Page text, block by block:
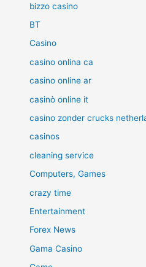
bizzo casino
BT
Casino
casino onlina ca
casino online ar
casinò online it
casino zonder crucks
casinos
cleaning service
Computers, Games
crazy time
Entertainment
Forex News
Gama Casino